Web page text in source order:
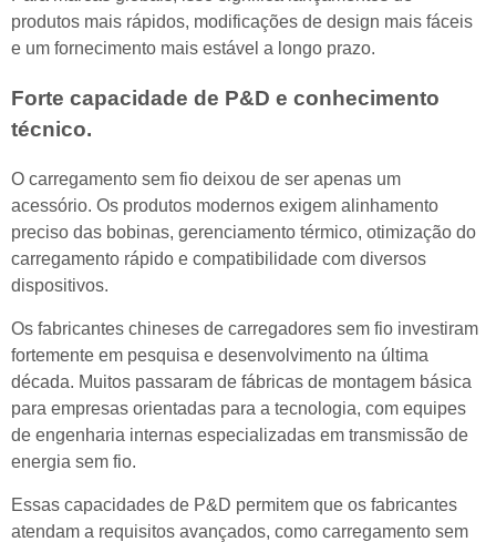
produtos mais rápidos, modificações de design mais fáceis
e um fornecimento mais estável a longo prazo.
Forte capacidade de P&D e conhecimento
técnico.
O carregamento sem fio deixou de ser apenas um
acessório. Os produtos modernos exigem alinhamento
preciso das bobinas, gerenciamento térmico, otimização do
carregamento rápido e compatibilidade com diversos
dispositivos.
Os fabricantes chineses de carregadores sem fio investiram
fortemente em pesquisa e desenvolvimento na última
década. Muitos passaram de fábricas de montagem básica
para empresas orientadas para a tecnologia, com equipes
de engenharia internas especializadas em transmissão de
energia sem fio.
Essas capacidades de P&D permitem que os fabricantes
atendam a requisitos avançados, como carregamento sem